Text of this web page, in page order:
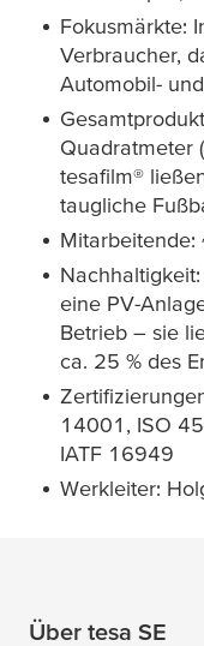
Fokusmärkte:
Verbraucher,
Automobil-
Quadratmeter
tesafilm®
taugliche
Mitarbeitende:
eine PV-
Betrieb – sie
ca. 25 % des
14001, ISO
IATF 16949
Werkleiter:
Über tesa SE